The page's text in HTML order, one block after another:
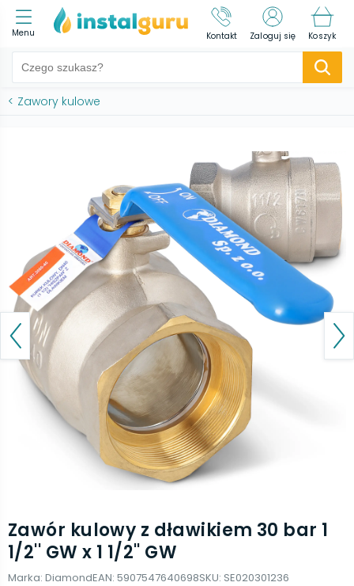
Menu Kontakt Zaloguj się Koszyk
< Zawory kulowe
Zawór kulowy z dławikiem 30 bar 1
1/2'' GW x 1 1/2'' GW
Marka: DiamondEAN: 5907547640698SKU: SE020301236